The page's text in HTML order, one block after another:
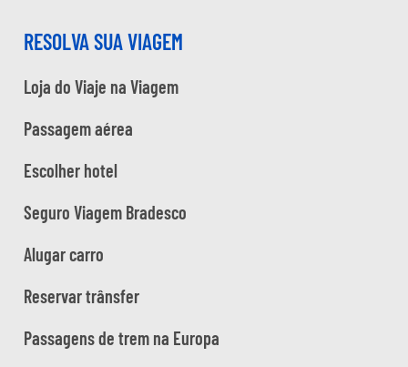
RESOLVA SUA VIAGEM
Loja do Viaje na Viagem
Passagem aérea
Escolher hotel
Seguro Viagem Bradesco
Alugar carro
Reservar trânsfer
Passagens de trem na Europa